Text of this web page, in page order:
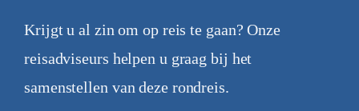
Krijgt u al zin om op reis te gaan? Onze
reisadviseurs helpen u graag bij het
samenstellen van deze rondreis.